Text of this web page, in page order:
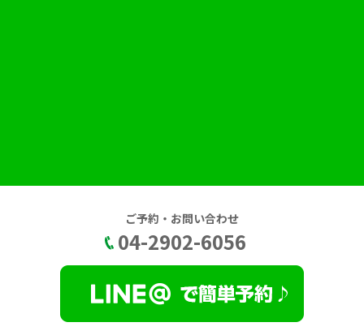
ご予約・お問い合わせ
04-2902-6056